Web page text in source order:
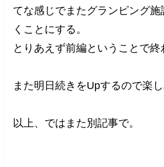
てな感じでまたグランピング
くことにする。
とりあえず前編ということで終
また明日続きをUpするので楽し
以上、ではまた別記事で。